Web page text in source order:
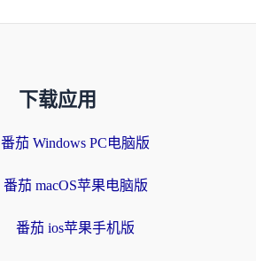
下载应用
番茄 Windows PC电脑版
番茄 macOS苹果电脑版
番茄 ios苹果手机版